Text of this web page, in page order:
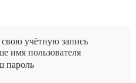
учётную запись
имя пользователя
пароль